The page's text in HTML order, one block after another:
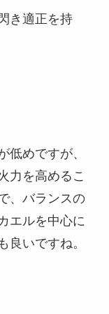
き適正を持
低めですが、
力を高めるこ
、バランスの
エルを中心に
良いですね。